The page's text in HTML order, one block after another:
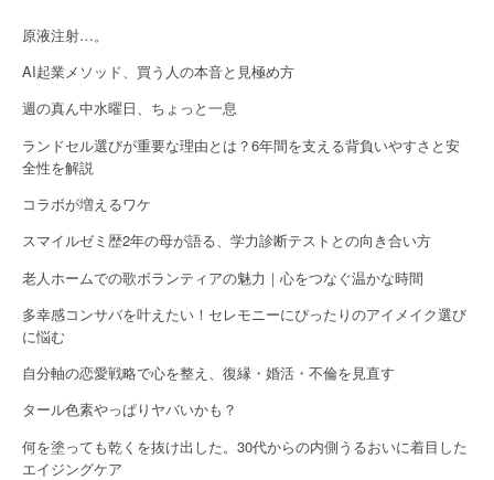
i
g
a
t
i
o
n
原液注射…。
AI起業メソッド、買う人の本音と見極め方
週の真ん中水曜日、ちょっと一息
ランドセル選びが重要な理由とは？6年間を支える背負いやすさと安
全性を解説
コラボが増えるワケ
スマイルゼミ歴2年の母が語る、学力診断テストとの向き合い方
老人ホームでの歌ボランティアの魅力｜心をつなぐ温かな時間
多幸感コンサバを叶えたい！セレモニーにぴったりのアイメイク選び
に悩む
自分軸の恋愛戦略で心を整え、復縁・婚活・不倫を見直す
タール色素やっぱりヤバいかも？
何を塗っても乾くを抜け出した。30代からの内側うるおいに着目した
エイジングケア